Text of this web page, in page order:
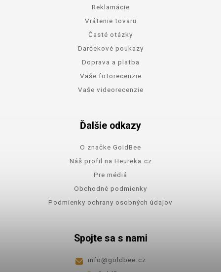
Reklamácie
Vrátenie tovaru
Časté otázky
Darčekové poukazy
Doprava a platba
Vaše fotorecenzie
Vaše videorecenzie
Ďalšie odkazy
O značke GoldBee
Náš profil na Heureka.cz
Pre médiá
Obchodné podmienky
Podmienky ochrany osobných údajov
Spojte sa s nami
info@goldbee.cz